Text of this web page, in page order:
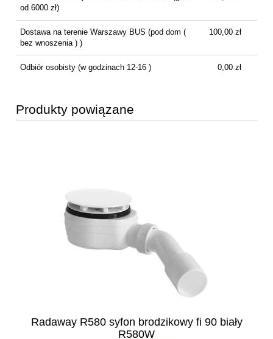
od 6000 zł)
Dostawa na terenie Warszawy BUS (pod dom (
bez wnoszenia ) )
100,00 zł
Odbiór osobisty(w godzinach 12-16 ) 0,00 zł
Produkty powiązane
Radaway R580 syfon brodzikowy fi 90 biały
R580W